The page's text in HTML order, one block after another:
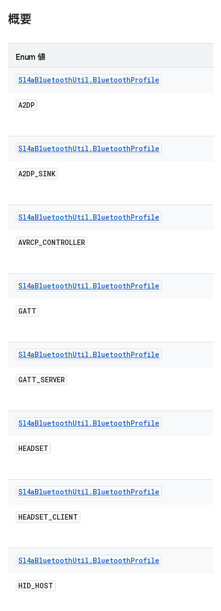
概要
Enum 値
Sl4aBluetoothUtil . BluetoothProfile
A2DP
Sl4aBluetoothUtil . BluetoothProfile
A2DP_SINK
Sl4aBluetoothUtil . BluetoothProfile
AVRCP_CONTROLLER
Sl4aBluetoothUtil . BluetoothProfile
GATT
Sl4aBluetoothUtil . BluetoothProfile
GATT_SERVER
Sl4aBluetoothUtil . BluetoothProfile
HEADSET
Sl4aBluetoothUtil . BluetoothProfile
HEADSET_CLIENT
Sl4aBluetoothUtil . BluetoothProfile
HID_HOST